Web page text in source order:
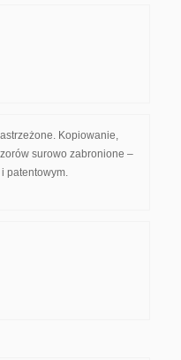
Kopiowanie,
surowo zabronione –
patentowym.